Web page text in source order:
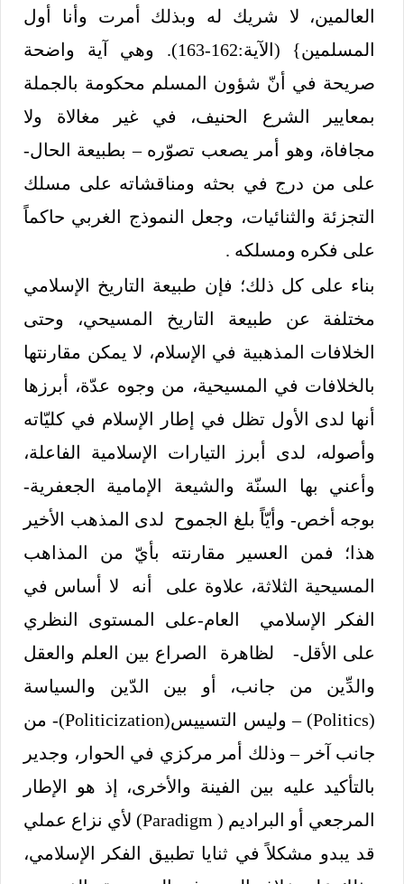
العالمين، لا شريك له وبذلك أمرت وأنا أول
المسلمين} (الآية:162-163). وهي آية واضحة
صريحة في أنّ شؤون المسلم محكومة بالجملة
بمعايير الشرع الحنيف، في غير مغالاة ولا
مجافاة، وهو أمر يصعب تصوّره – بطبيعة الحال-
على من درج في بحثه ومناقشاته على مسلك
التجزئة والثنائيات، وجعل النموذج الغربي حاكماً
على فكره ومسلكه .
بناء على كل ذلك؛ فإن طبيعة التاريخ الإسلامي
مختلفة عن طبيعة التاريخ المسيحي، وحتى
الخلافات المذهبية في الإسلام، لا يمكن مقارنتها
بالخلافات في المسيحية، من وجوه عدّة، أبرزها
أنها لدى الأول تظل في إطار الإسلام في كليّاته
وأصوله، لدى أبرز التيارات الإسلامية الفاعلة،
وأعني بها السنّة والشيعة الإمامية الجعفرية-
بوجه أخص- وأيّاً بلغ الجموح لدى المذهب الأخير
هذا؛ فمن العسير مقارنته بأيّ من المذاهب
المسيحية الثلاثة، علاوة على أنه لا أساس في
الفكر الإسلامي العام-على المستوى النظري
على الأقل- لظاهرة الصراع بين العلم والعقل
والدِّين من جانب، أو بين الدّين والسياسة
(Politics) – وليس التسييس(Politicization)- من
جانب آخر – وذلك أمر مركزي في الحوار، وجدير
بالتأكيد عليه بين الفينة والأخرى، إذ هو الإطار
المرجعي أو البراديم ( Paradigm) لأي نزاع عملي
قد يبدو مشكلاً في ثنايا تطبيق الفكر الإسلامي،